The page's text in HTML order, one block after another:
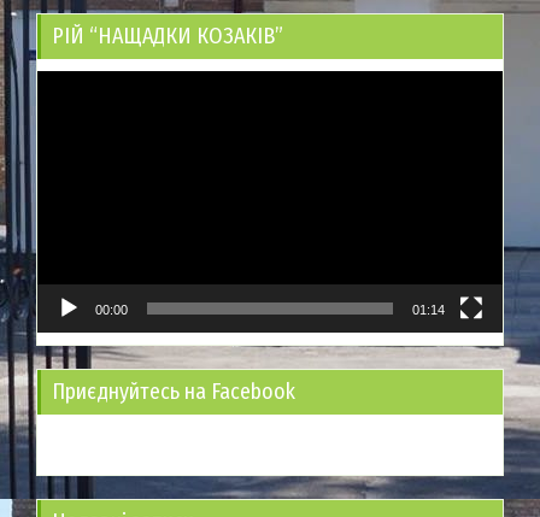
РІЙ “НАЩАДКИ КОЗАКІВ”
00:00 01:14
Приєднуйтесь на Facebook